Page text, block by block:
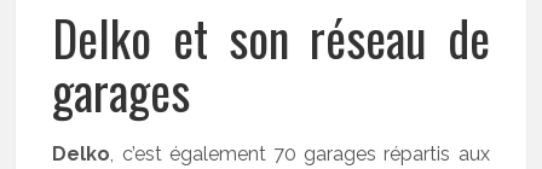
Delko et son réseau de
garages
Delko, c’est également 70 garages répartis aux